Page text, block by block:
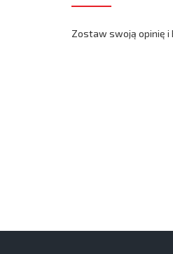
Zostaw swoją opinię i